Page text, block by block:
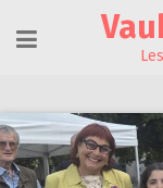
content